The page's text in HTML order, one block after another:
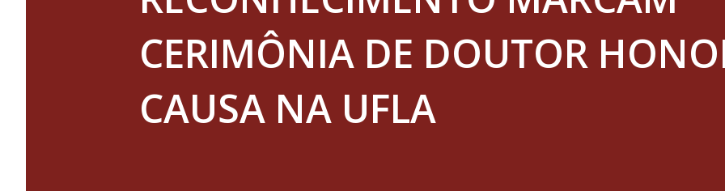
CERIMÔNIA DE DOUTOR
CAUSA NA UFLA